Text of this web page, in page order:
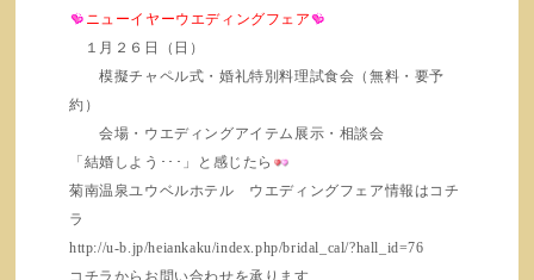
ニューイヤーウエディングフェア
１月２６日（日）
模擬チャペル式・婚礼特別料理試食会（無料・要予
約）
会場・ウエディングアイテム展示・相談会
「結婚しよう･･･」と感じたら
菊南温泉ユウベルホテル ウエディングフェア情報はコチ
ラ
http://u-b.jp/heiankaku/index.php/bridal_cal/?hall_id=76